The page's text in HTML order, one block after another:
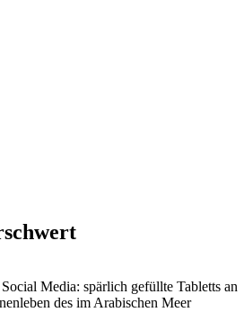
Media: spärlich gefüllte Tabletts an
des im Arabischen Meer